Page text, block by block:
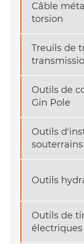
Câble
torsion
Treuils de
Outils de
Gin Pole
Outils
souterrains
Outils
Outils de
électriques